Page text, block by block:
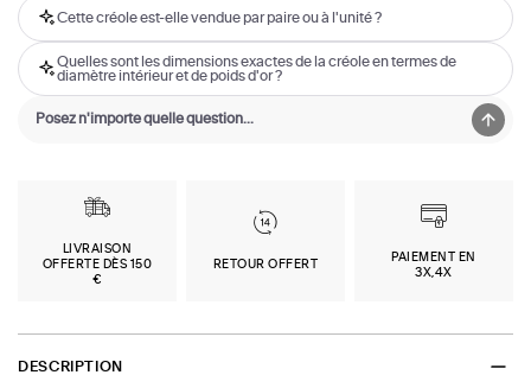
Cette créole est-elle vendue par paire ou à l'unité ?
Quelles sont les dimensions exactes de la créole en termes de
diamètre intérieur et de poids d'or ?
LIVRAISON
OFFERTE DÈS 150
€
RETOUR OFFERT
PAIEMENT EN
3X,4X
DESCRIPTION